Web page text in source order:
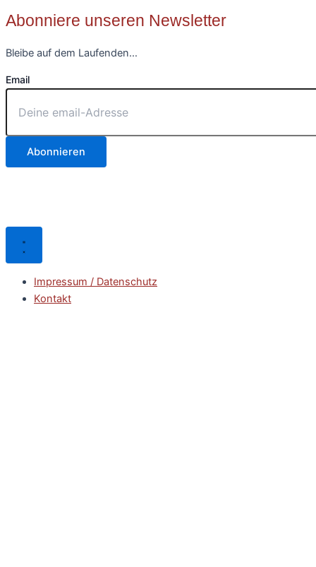
Abonniere unseren Newsletter
Bleibe auf dem Laufenden…
Email
Abonnieren
Impressum / Datenschutz
Kontakt